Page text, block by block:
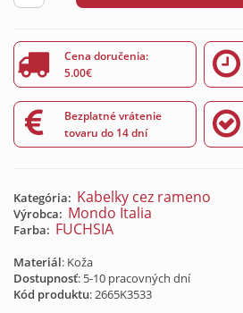
Cena doručenia:
5.00€
Bezplatné vrátenie
tovaru do 14 dní
Kategória: Kabelky cez rameno
Výrobca: Mondo Italia
Farba: FUCHSIA
Materiál: Koža
Dostupnosť: 5-10 pracovných dní
Kód produktu:2665K3533